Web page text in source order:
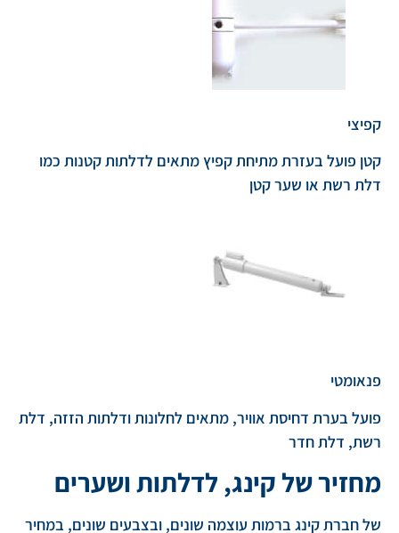
קפיצי
קטן פועל בעזרת מתיחת קפיץ מתאים לדלתות קטנות כמו
דלת רשת או שער קטן
פנאומטי
פועל בערת דחיסת אוויר, מתאים לחלונות ודלתות הזזה, דלת
רשת, דלת חדר
מחזיר של קינג, לדלתות ושערים
של חברת קינג ברמות עוצמה שונים, ובצבעים שונים, במחיר